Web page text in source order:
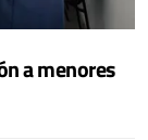
a menores